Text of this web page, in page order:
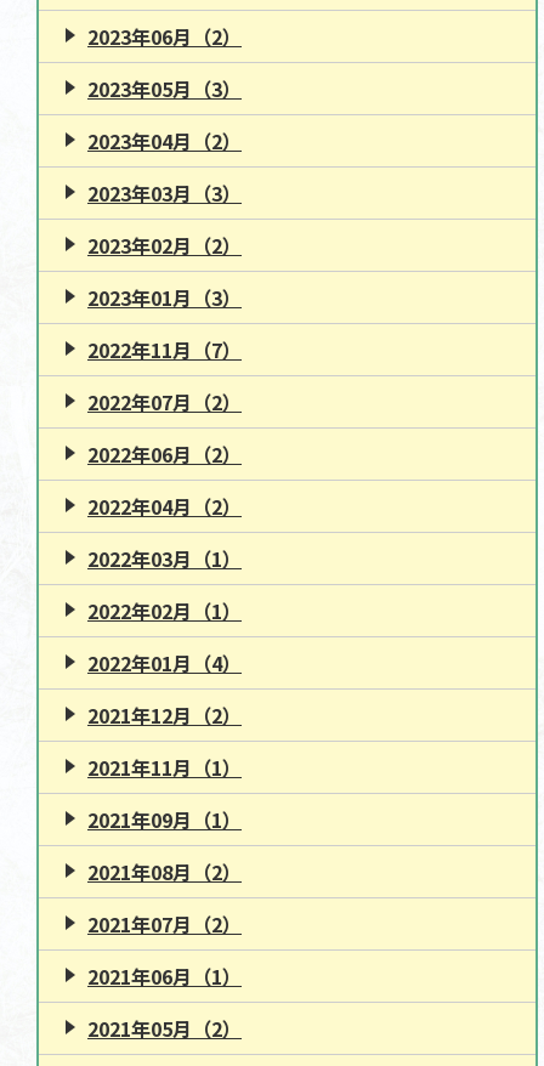
2023年06月（2）
2023年05月（3）
2023年04月（2）
2023年03月（3）
2023年02月（2）
2023年01月（3）
2022年11月（7）
2022年07月（2）
2022年06月（2）
2022年04月（2）
2022年03月（1）
2022年02月（1）
2022年01月（4）
2021年12月（2）
2021年11月（1）
2021年09月（1）
2021年08月（2）
2021年07月（2）
2021年06月（1）
2021年05月（2）